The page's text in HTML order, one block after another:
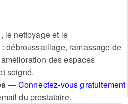
le nettoyage et le
débroussaillage, ramassage de
des espaces
soigné.
—Connectez-vous gratuitement
du prestataire.